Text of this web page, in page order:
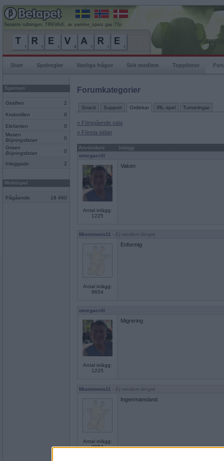
Senaste rullningen, TREVArE, av samme_spurs gav 77p
Start Spelregler Vanliga frågor Sök medlem Topplistor
Spelrum
Giraffen 2
Krokodilen 0
Elefanten
0
Musen
Böjningslistan
0
Grisen
Böjningslistan
0
Inloggade 2
Mobilspel
Pågående 18 460
Forumkategorier
Snack Support Ordlekar IRL-spel Turneringar
« Föregående sida
« Första sidan
Användare
Inlägg
omegacrill
Antal inlägg:
1225
Vaken
Miominmio11 - Ej medlem längre
Antal inlägg:
9654
Enformig
omegacrill
Antal inlägg:
1225
Migrering
Miominmio11 - Ej medlem längre
Antal inlägg:
9654
Ingenmansland